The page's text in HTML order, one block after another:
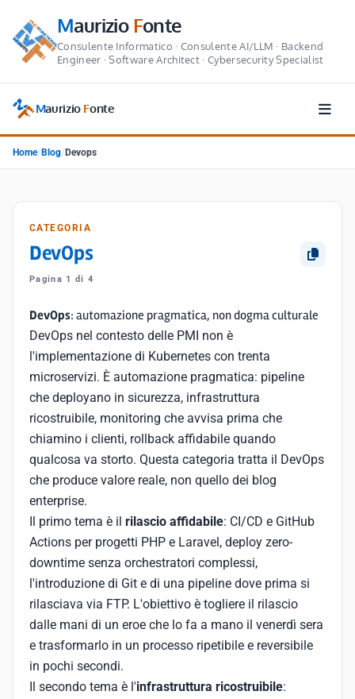
MaurizioFonte
Consulente Informatico · Consulente AI/LLM · Backend
Engineer · Software Architect · Cybersecurity Specialist
Maurizio Fonte
Home/ Blog/ Devops
CATEGORIA
DevOps
Pagina 1 di 4
DevOps: automazione pragmatica, non dogma culturale
DevOps nel contesto delle PMI non è
l'implementazione di Kubernetes con trenta
microservizi. È automazione pragmatica: pipeline
che deployano in sicurezza, infrastruttura
ricostruibile, monitoring che avvisa prima che
chiamino i clienti, rollback affidabile quando
qualcosa va storto. Questa categoria tratta il DevOps
che produce valore reale, non quello dei blog
enterprise.
Il primo tema è il rilascio affidabile: CI/CD e GitHub
Actions per progetti PHP e Laravel, deploy zero-
downtime senza orchestratori complessi,
l'introduzione di Git e di una pipeline dove prima si
rilasciava via FTP. L'obiettivo è togliere il rilascio
dalle mani di un eroe che lo fa a mano il venerdì sera
e trasformarlo in un processo ripetibile e reversibile
in pochi secondi.
Il secondo tema è l'infrastruttura ricostruibile: